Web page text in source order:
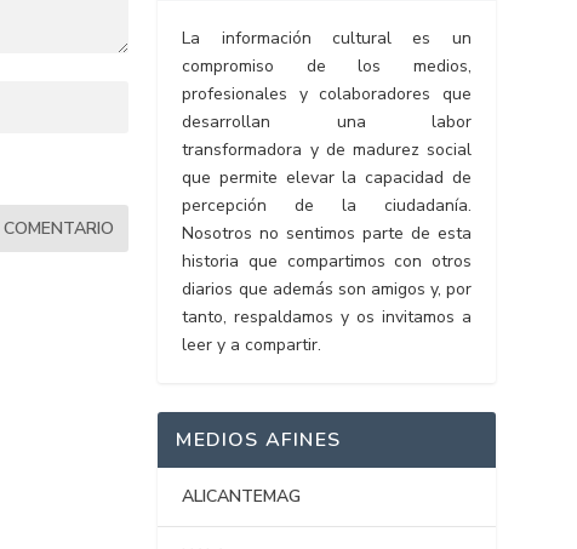
La información cultural es un
compromiso de los medios,
profesionales y colaboradores que
desarrollan una labor
transformadora y de madurez social
que permite elevar la capacidad de
percepción de la ciudadanía.
Nosotros no sentimos parte de esta
historia que compartimos con otros
diarios que además son amigos y, por
tanto, respaldamos y os invitamos a
leer y a compartir.
MEDIOS AFINES
ALICANTEMAG